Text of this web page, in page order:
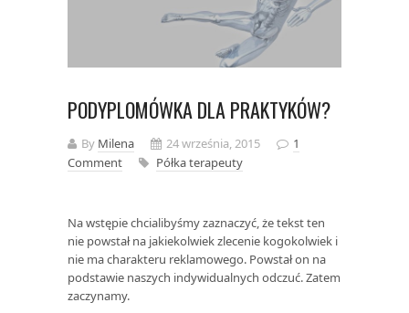
PODYPLOMÓWKA DLA PRAKTYKÓW?
By Milena 24 września, 2015
1
Comment
Półka terapeuty
Na wstępie chcialibyśmy zaznaczyć, że tekst ten
nie powstał na jakiekolwiek zlecenie kogokolwiek i
nie ma charakteru reklamowego. Powstał on na
podstawie naszych indywidualnych odczuć. Zatem
zaczynamy.